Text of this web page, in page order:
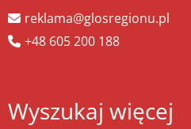
reklama@glosregionu.pl
+48 605 200 188
Wyszukaj więcej